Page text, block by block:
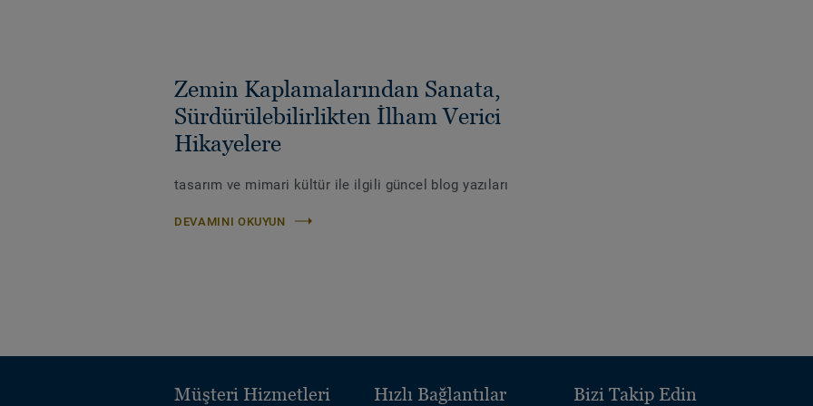
Zemin Kaplamalarından Sanata,
Sürdürülebilirlikten İlham Verici
Hikayelere
tasarım ve mimari kültür ile ilgili güncel blog yazıları
DEVAMINI OKUYUN
Müşteri Hizmetleri Hızlı Bağlantılar Bizi Takip Edin